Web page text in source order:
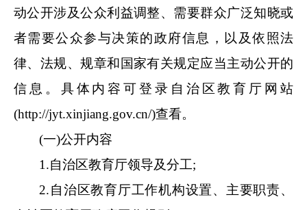
动公开涉及公众利益调整、需要群众广泛知晓或
者需要公众参与决策的政府信息，以及依照法
律、法规、规章和国家有关规定应当主动公开的
信息。具体内容可登录 自治区教育厅 网站
(http://jyt.xinjiang.gov.cn/)查看。
(一)公开内容
1.自治区教育厅领导及分工;
2.自治区教育厅工作机构设置、主要职责、